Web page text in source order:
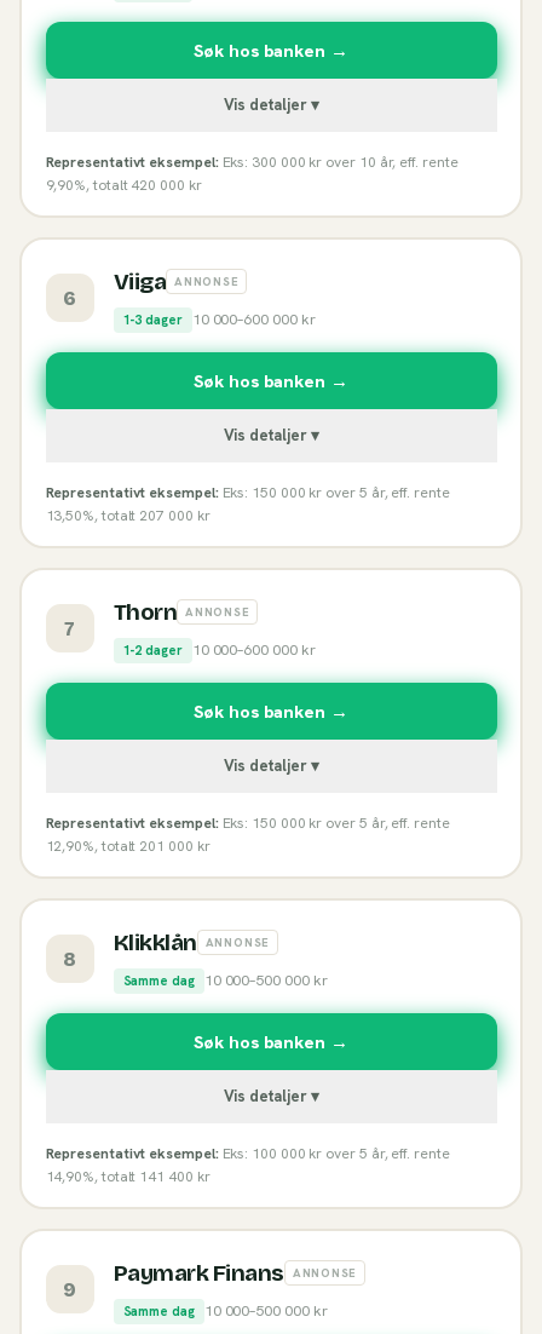
Søk hos banken →
Vis detaljer ▾
Representativt eksempel: Eks: 300 000 kr over 10 år, eff. rente
9,90%, totalt 420 000 kr
6
Viiga ANNONSE
1-3 dager 10 000–600 000kr
Søk hos banken →
Vis detaljer ▾
Representativt eksempel: Eks: 150 000 kr over 5 år, eff. rente
13,50%, totalt 207 000 kr
7
Thorn ANNONSE
1-2 dager 10 000–600 000kr
Søk hos banken →
Vis detaljer ▾
Representativt eksempel: Eks: 150 000 kr over 5 år, eff. rente
12,90%, totalt 201 000 kr
8
Klikklån ANNONSE
Samme dag 10 000–500 000kr
Søk hos banken →
Vis detaljer ▾
Representativt eksempel: Eks: 100 000 kr over 5 år, eff. rente
14,90%, totalt 141 400 kr
9
Paymark Finans ANNONSE
Samme dag 10 000–500 000kr